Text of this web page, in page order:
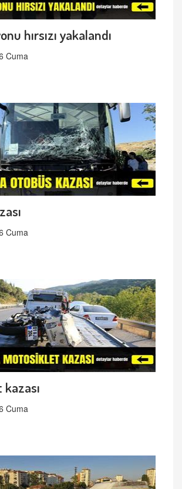
hırsızı yakalandı
Cuma
Cuma
Cuma